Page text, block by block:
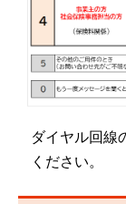
ダイヤル回線
ください。